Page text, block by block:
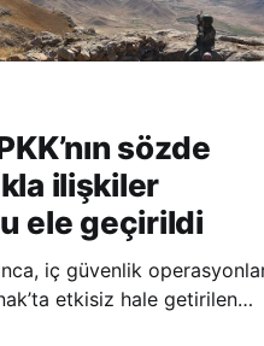
sözde
ilişkiler
ele geçirildi
iç güvenlik
etkisiz hale getirilen